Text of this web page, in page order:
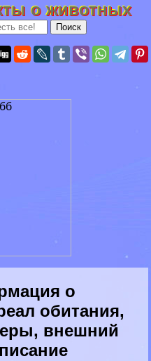
о животных
о
обитания,
внешний